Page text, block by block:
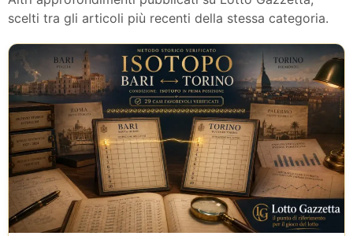
scelti tra gli articoli più recenti della stessa categoria.